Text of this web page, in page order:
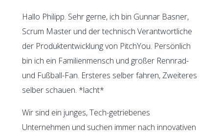
Hallo Philipp. Sehr gerne, ich bin Gunnar Basner,
Scrum Master und der technisch Verantwortliche
der Produktentwicklung von PitchYou. Persönlich
bin ich ein Familienmensch und großer Rennrad-
und Fußball-Fan. Ersteres selber fahren, Zweiteres
selber schauen. *lacht*
Wir sind ein junges, Tech-getriebenes
Unternehmen und suchen immer nach innovativen